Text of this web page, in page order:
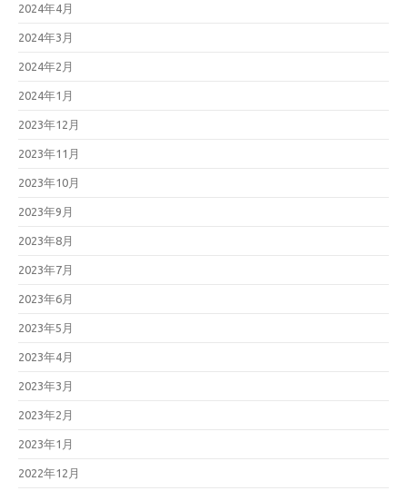
2024年4月
2024年3月
2024年2月
2024年1月
2023年12月
2023年11月
2023年10月
2023年9月
2023年8月
2023年7月
2023年6月
2023年5月
2023年4月
2023年3月
2023年2月
2023年1月
2022年12月